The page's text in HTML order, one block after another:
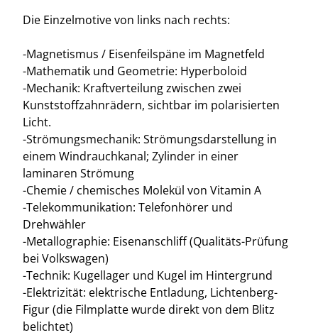
Die Einzelmotive von links nach rechts:
-Magnetismus / Eisenfeilspäne im Magnetfeld
-Mathematik und Geometrie: Hyperboloid
-Mechanik: Kraftverteilung zwischen zwei
Kunststoffzahnrädern, sichtbar im polarisierten
Licht.
-Strömungsmechanik: Strömungsdarstellung in
einem Windrauchkanal; Zylinder in einer
laminaren Strömung
-Chemie / chemisches Molekül von Vitamin A
-Telekommunikation: Telefonhörer und
Drehwähler
-Metallographie: Eisenanschliff (Qualitäts-Prüfung
bei Volkswagen)
-Technik: Kugellager und Kugel im Hintergrund
-Elektrizität: elektrische Entladung, Lichtenberg-
Figur (die Filmplatte wurde direkt von dem Blitz
belichtet)